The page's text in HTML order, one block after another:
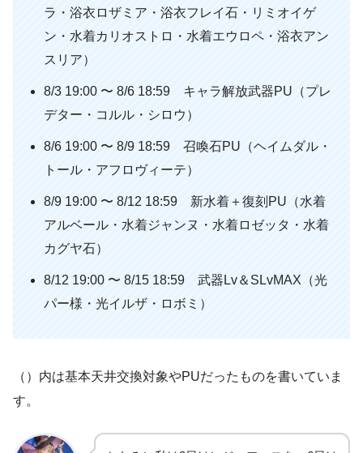
ラ・浴衣ロザミア・浴衣フレイ石・リミオイゲ
ン・水着カリオストロ・水着エウロペ・浴衣アン
スリア）
8/3 19:00 〜 8/6 18:59 キャラ解放武器PU（プレ
デター・コルル・シロウ）
8/6 19:00 〜 8/9 18:59 召喚石PU（ヘイムダル・
トール・アフロヴィーテ）
8/9 19:00 〜 8/12 18:59 新水着＋復刻PU（水着
アルベール・水着ジャンヌ・水着ロゼッタ・水着
カグヤ石）
8/12 19:00 〜 8/15 18:59 武器Lv＆SLvMAX（光
パー様・光イルザ・ロボミ）
（）内は基本天井交換対象やPUだったものを書いていま
す。